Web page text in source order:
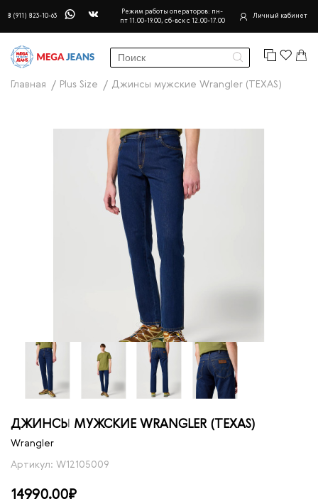
8 (911) 823-10-63
Режим работы операторов: пн-
пт 11.00-19.00, сб-вск с 12.00-17.00
Личный кабинет
Главная Plus Size Джинсы мужские Wrangler (TEXAS)
ДЖИНСЫ МУЖСКИЕ WRANGLER (TEXAS)
Wrangler
Артикул: W12105009
14990.00₽